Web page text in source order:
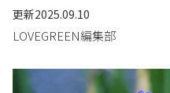
更新2025.09.10
LOVEGREEN編集部